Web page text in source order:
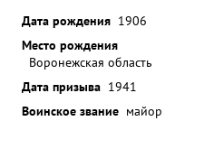
Дата рождения 1906
Место рождения
Воронежская область
Дата призыва 1941
Воинское звание майор